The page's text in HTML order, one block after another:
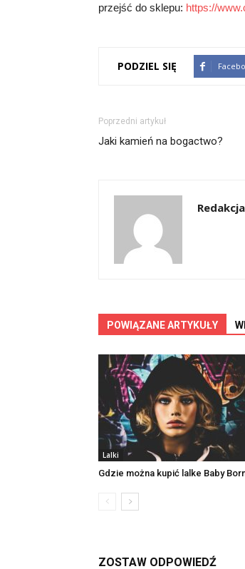
przejść do sklepu: https://
PODZIEL SIĘ
Poprzedni artykuł
Jaki kamień na bogactwo?
Redakcja
POWIĄZANE ARTYKUŁY
Lalki
Gdzie można kupić lalke Baby
ZOSTAW ODPOWIEDŹ